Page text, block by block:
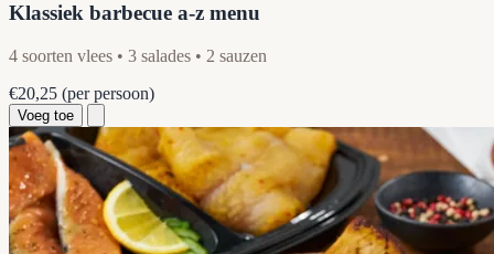
Klassiek barbecue a-z menu
4 soorten vlees • 3 salades • 2 sauzen
€20,25 (per persoon)
Voeg toe